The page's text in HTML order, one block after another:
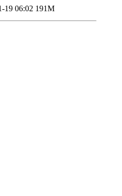
19 06:02 191M